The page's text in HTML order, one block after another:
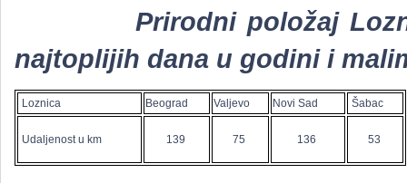
Prirodni položaj
najtoplijih dana u godini i
Loznica Beograd Valjevo Novi Sad Šabac
Udaljenost u km 139 75 136 53